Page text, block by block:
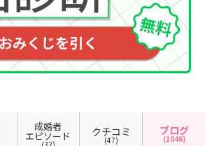
成婚者
エピソード クチコミ
(47)
ブログ
(1046)